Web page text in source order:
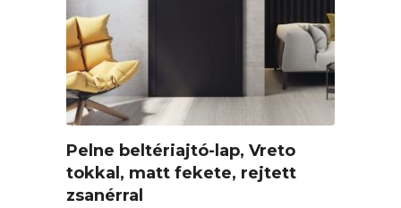
Pelne beltériajtó-lap, Vreto
tokkal, matt fekete, rejtett
zsanérral